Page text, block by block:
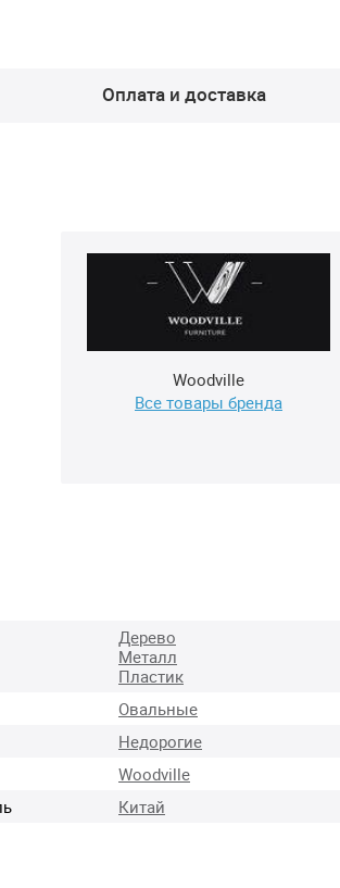
Оплата и доставка
Woodville
Все товары бренда
Дерево
Металл
Пластик
Овальные
Недорогие
Woodville
Китай